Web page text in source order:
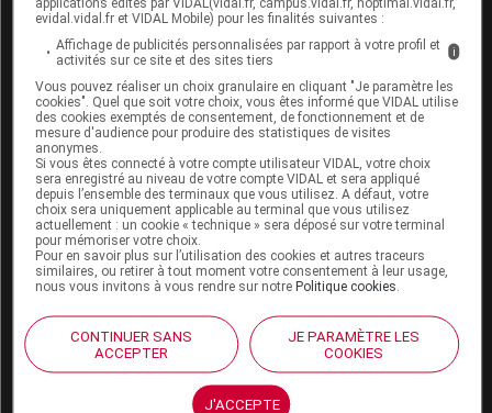
eVIDAL
VIDAL Mobile
VIDAL widget
VIDAL Sécurisation
VIDAL e-Services
Espace institutionnel
Qui sommes-nous ?
VIDAL France
Carrières
Charte éthique et
déontologique
Service client
Contact
Aide
Espace partenaires
evidal.vidal.fr et VIDAL Mobile) pour les finalités suivantes :
Affichage de publicités personnalisées par rapport à votre profil et
activités sur ce site et des sites tiers
i
Vous pouvez réaliser un choix granulaire en cliquant "Je paramètre les
cookies". Quel que soit votre choix, vous êtes informé que VIDAL utilise
des cookies exemptés de consentement, de fonctionnement et de
mesure d'audience pour produire des statistiques de visites
anonymes.
Si vous êtes connecté à votre compte utilisateur VIDAL, votre choix
sera enregistré au niveau de votre compte VIDAL et sera appliqué
depuis l’ensemble des terminaux que vous utilisez. A défaut, votre
choix sera uniquement applicable au terminal que vous utilisez
actuellement : un cookie « technique » sera déposé sur votre terminal
pour mémoriser votre choix.
Pour en savoir plus sur l’utilisation des cookies et autres traceurs
similaires, ou retirer à tout moment votre consentement à leur usage,
nous vous invitons à vous rendre sur notrePolitique cookies
CONTINUER SANS
ACCEPTER
JE PARAMÈTRE LES
COOKIES
J'ACCEPTE